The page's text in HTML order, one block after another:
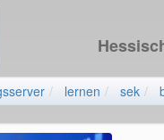
lernen sek